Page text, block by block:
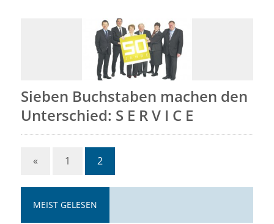
Sieben Buchstaben machen den
Unterschied: S E R V I C E
« 1 2
MEIST GELESEN